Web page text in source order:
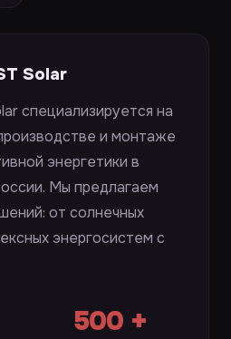
Solar
специализируется на
и монтаже
энергетики в
Мы предлагаем
от солнечных
энергосистем с
500 +